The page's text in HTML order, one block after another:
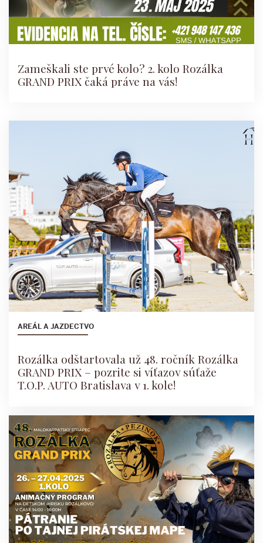
Zameškali ste prvé kolo? 2. kolo Rozálka
GRAND PRIX čaká práve na vás!
AREÁL A JAZDECTVO
Rozálka odštartovala už 48. ročník Rozálka
GRAND PRIX – pozrite si víťazov súťaže
T.O.P. AUTO Bratislava v 1. kole!